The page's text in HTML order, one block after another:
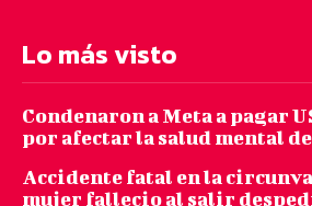
Lo más visto
Condenaron a Meta a pagar
por afectar la salud mental
Accidente fatal en la
mujer fallecio al salir